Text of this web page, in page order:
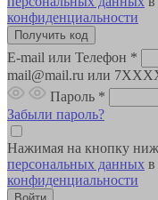
конфиденциальности
E-mail или Телефон *
mail@mail.ru или
Пароль *
Забыли пароль?
Нажимая на кнопку
персональных данных в
конфиденциальности